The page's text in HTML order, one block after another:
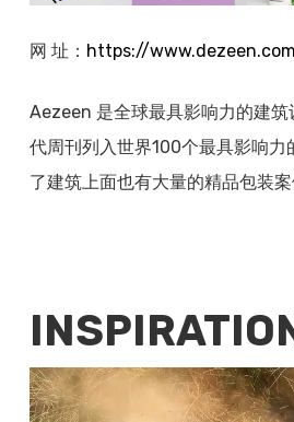
网 址： https://www.
Aezeen 是全球最具影响力的建
代周刊列入世界100个最具影响力
了建筑上面也有大量的精品包装案